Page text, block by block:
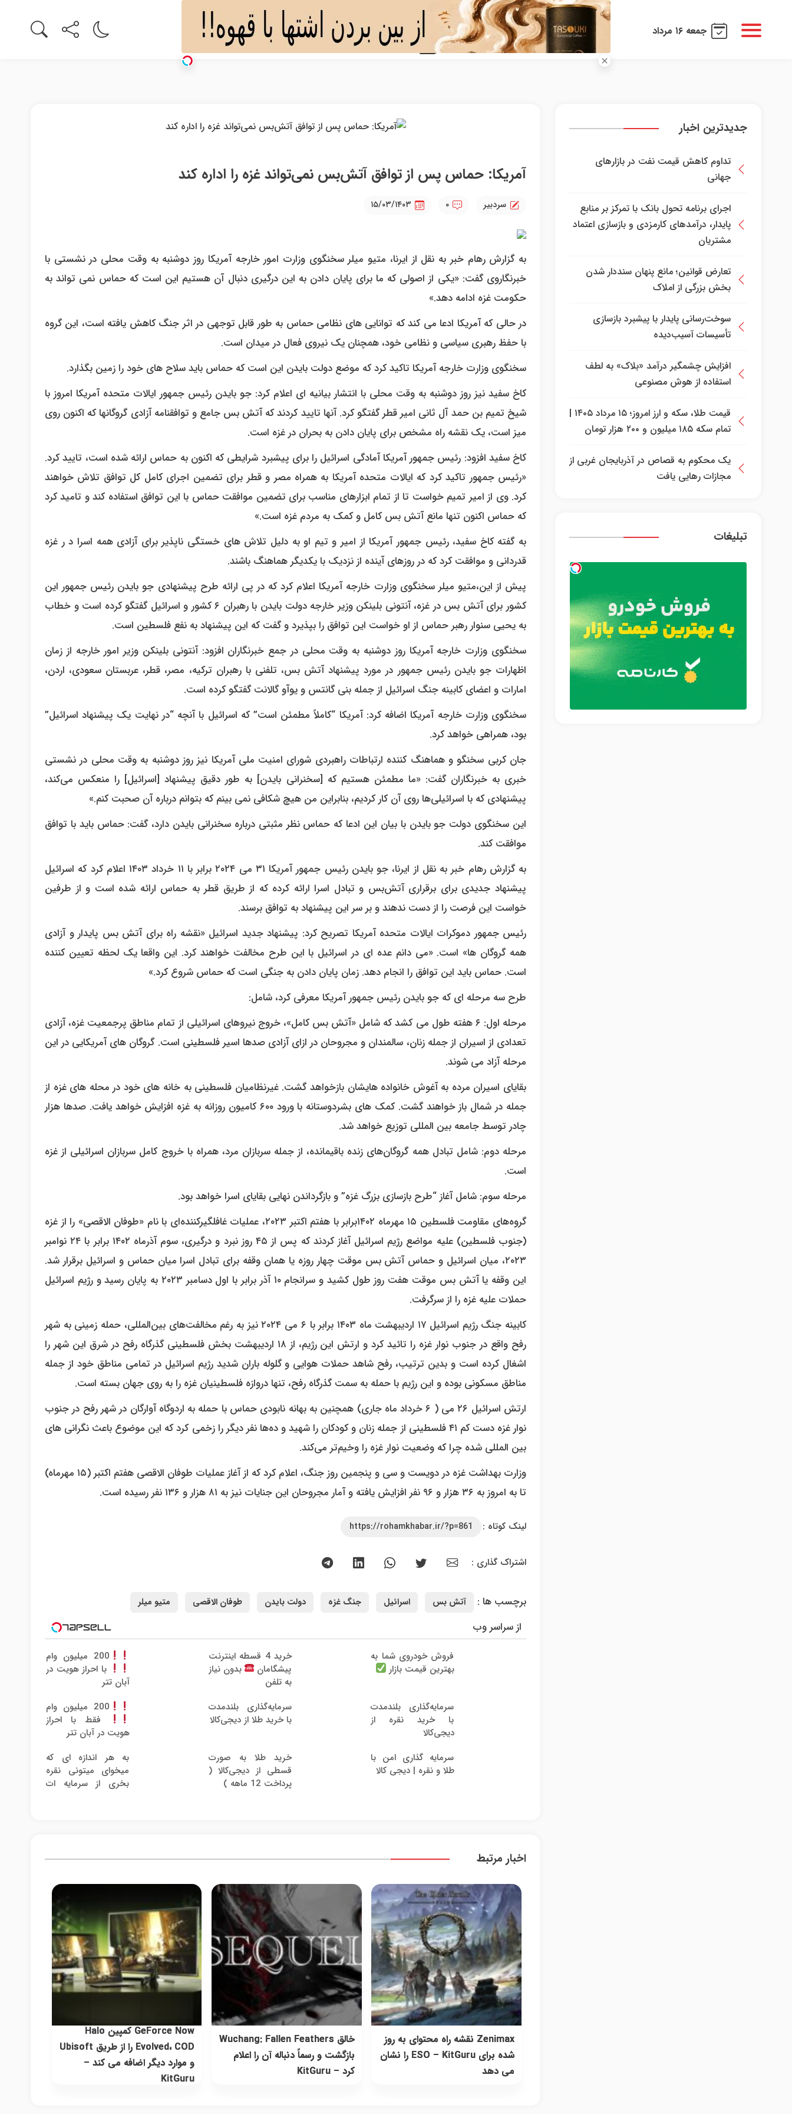
جمعه ۱۶ مرداد
جدیدترین اخبار
تداوم کاهش قیمت نفت در بازارهای
جهانی
اجرای برنامه تحول بانک با تمرکز بر منابع
پایدار، درآمدهای کارمزدی و بازسازی اعتماد
مشتریان
تعارض قوانین؛ مانع پنهان سنددار شدن
بخش بزرگی از املاک
سوخت‌رسانی پایدار با پیشبرد بازسازی
تأسیسات آسیب‌دیده
افزایش چشمگیر درآمد «بلاک» به لطف
استفاده از هوش مصنوعی
قیمت طلا، سکه و ارز امروز؛ ۱۵ مرداد ۱۴۰۵ |
تمام سکه ۱۸۵ میلیون و ۲۰۰ هزار تومان
یک محکوم به قصاص در آذربایجان‌ غربی از
مجازات رهایی یافت
تبلیغات
آمریکا: حماس پس از توافق آتش‌بس نمی‌تواند غزه را اداره کند
سردبیر ۰ ۱۵/۰۳/۱۴۰۳
به گزارش رهام خبر به نقل از ایرنا، متیو میلر سخنگوی وزارت امور خارجه آمریکا روز دوشنبه به وقت محلی در نشستی با
خبرنگاروی گفت: «یکی از اصولی که ما برای پایان دادن به این درگیری دنبال آن هستیم این است که حماس نمی تواند به
حکومت غزه ادامه دهد.»
در حالی که آمریکا ادعا می کند که توانایی های نظامی حماس به طور قابل توجهی در اثر جنگ کاهش یافته است، این گروه
با حفظ رهبری سیاسی و نظامی خود، همچنان یک نیروی فعال در میدان است.
سخنگوی وزارت خارجه آمریکا تاکید کرد که موضع دولت بایدن این است که حماس باید سلاح های خود را زمین بگذارد.
کاخ سفید نیز روز دوشنبه به وقت محلی با انتشار بیانیه ای اعلام کرد: جو بایدن رئیس جمهور ایالات متحده آمریکا امروز با
شیخ تمیم بن حمد آل ثانی امیر قطر گفتگو کرد. آنها تایید کردند که آتش بس جامع و توافقنامه آزادی گروگانها که اکنون روی
میز است، یک نقشه راه مشخص برای پایان دادن به بحران در غزه است.
کاخ سفید افزود: رئیس جمهور آمریکا آمادگی اسرائیل را برای پیشبرد شرایطی که اکنون به حماس ارائه شده است، تایید کرد.
«رئیس جمهور تاکید کرد که ایالات متحده آمریکا به همراه مصر و قطر برای تضمین اجرای کامل کل توافق تلاش خواهند
کرد. وی از امیر تمیم خواست تا از تمام ابزارهای مناسب برای تضمین موافقت حماس با این توافق استفاده کند و تامید کرد
که حماس اکنون تنها مانع آتش بس کامل و کمک به مردم غزه است.»
به گفته کاخ سفید، رئیس جمهور آمریکا از امیر و تیم او به دلیل تلاش های خستگی ناپذیر برای آزادی همه اسرا د ر غزه
قدردانی و موافقت کرد که در روزهای آینده از نزدیک با یکدیگر هماهنگ باشند.
پیش از این،متیو میلر سخنگوی وزارت خارجه آمریکا اعلام کرد که در پی ارائه طرح پیشنهادی جو بایدن رئیس جمهور این
کشور برای آتش بس در غزه، آنتونی بلینکن وزیر خارجه دولت بایدن با رهبران ۶ کشور و اسرائیل گفتگو کرده است و خطاب
به یحیی سنوار رهبر حماس از او خواست این توافق را بپذیرد و گفت که این پیشنهاد به نفع فلسطین است.
سخنگوی وزارت خارجه آمریکا روز دوشنبه به وقت محلی در جمع خبرنگاران افزود: آنتونی بلینکن وزیر امور خارجه از زمان
اظهارات جو بایدن رئیس جمهور در مورد پیشنهاد آتش بس، تلفنی با رهبران ترکیه، مصر، قطر، عربستان سعودی، اردن،
امارات و اعضای کابینه جنگ اسرائیل از جمله بنی گانتس و یوآو گالانت گفتگو کرده است.
سخنگوی وزارت خارجه آمریکا اضافه کرد: آمریکا “کاملاً مطمئن است” که اسرائیل با آنچه “در نهایت یک پیشنهاد اسرائیل”
بود، همراهی خواهد کرد.
جان کربی سخنگو و هماهنگ کننده ارتباطات راهبردی شورای امنیت ملی آمریکا نیز روز دوشنبه به وقت محلی در نشستی
خبری به خبرنگاران گفت: «ما مطمئن هستیم که [سخنرانی بایدن] به طور دقیق پیشنهاد [اسرائیل] را منعکس می‌کند،
پیشنهادی که با اسرائیلی‌ها روی آن کار کردیم، بنابراین من هیچ شکافی نمی بینم که بتوانم درباره آن صحبت کنم.»
این سخنگوی دولت جو بایدن با بیان این ادعا که حماس نظر مثبتی درباره سخنرانی بایدن دارد، گفت: حماس باید با توافق
موافقت کند.
به گزارش رهام خبر به نقل از ایرنا، جو بایدن رئیس جمهور آمریکا ۳۱ می ۲۰۲۴ برابر با ۱۱ خرداد ۱۴۰۳ اعلام کرد که اسرائیل
پیشنهاد جدیدی برای برقراری آتش‌بس و تبادل اسرا ارائه کرده که از طریق قطر به حماس ارائه شده است و از طرفین
خواست این فرصت را از دست ندهند و بر سر این پیشنهاد به توافق برسند.
رئیس جمهور دموکرات ایالات متحده آمریکا تصریح کرد: پیشنهاد جدید اسرائیل «نقشه راه برای آتش بس پایدار و آزادی
همه گروگان ها» است. «می دانم عده ای در اسرائیل با این طرح مخالفت خواهند کرد. این واقعا یک لحظه تعیین کننده
است. حماس باید این توافق را انجام دهد. زمان پایان دادن به جنگی است که حماس شروع کرد.»
طرح سه مرحله ای که جو بایدن رئیس جمهور آمریکا معرفی کرد، شامل:
مرحله اول: ۶ هفته طول می کشد که شامل «آتش بس کامل»، خروج نیروهای اسرائیلی از تمام مناطق پرجمعیت غزه، آزادی
تعدادی از اسیران از جمله زنان، سالمندان و مجروحان در ازای آزادی صدها اسیر فلسطینی است. گروگان های آمریکایی در این
مرحله آزاد می شوند.
بقایای اسیران مرده به آغوش خانواده هایشان بازخواهد گشت. غیرنظامیان فلسطینی به خانه های خود در محله های غزه از
جمله در شمال باز خواهند گشت. کمک های بشردوستانه با ورود ۶۰۰ کامیون روزانه به غزه افزایش خواهد یافت. صدها هزار
چادر توسط جامعه بین المللی توزیع خواهد شد.
مرحله دوم: شامل تبادل همه گروگان‌های زنده باقیمانده، از جمله سربازان مرد، همراه با خروج کامل سربازان اسرائیلی از غزه
است.
مرحله سوم: شامل آغاز “طرح بازسازی بزرگ غزه” و بازگرداندن نهایی بقایای اسرا خواهد بود.
گروه‌های مقاومت فلسطین ۱۵ مهرماه ۱۴۰۲برابر با هفتم اکتبر ۲۰۲۳، عملیات غافلگیرکننده‌ای با نام «طوفان الاقصی» را از غزه
(جنوب فلسطین) علیه مواضع رژیم اسرائیل آغاز کردند که پس از ۴۵ روز نبرد و درگیری، سوم آذرماه ۱۴۰۲ برابر با ۲۴ نوامبر
۲۰۲۳، میان اسرائیل و حماس آتش بس موقت چهار روزه یا همان وقفه برای تبادل اسرا میان حماس و اسرائیل برقرار شد.
این وقفه یا آتش بس موقت هفت روز طول کشید و سرانجام ۱۰ آذر برابر با اول دسامبر ۲۰۲۳ به پایان رسید و رژیم اسرائیل
حملات علیه غزه را از سرگرفت.
کابینه جنگ رژیم اسرائیل ۱۷ اردیبهشت ماه ۱۴۰۳ برابر با ۶ می ۲۰۲۴ نیز به رغم مخالفت‌های بین‌المللی، حمله زمینی به شهر
رفح واقع در جنوب نوار غزه را تائید کرد و ارتش این رژیم، از ۱۸ اردیبهشت بخش فلسطینی گذرگاه رفح در شرق این شهر را
اشغال کرده‌ است و بدین ترتیب، رفح شاهد حملات هوایی و گلوله باران شدید رژیم اسرائیل در تمامی مناطق خود از جمله
مناطق مسکونی بوده و این رژیم با حمله به سمت گذرگاه رفح، تنها دروازه فلسطینیان غزه را به روی جهان بسته است.
ارتش اسرائیل ۲۶ می ( ۶ خرداد ماه جاری) همچنین به بهانه نابودی حماس با حمله به اردوگاه آوارگان در شهر رفح در جنوب
نوار غزه دست کم ۴۱ فلسطینی از جمله زنان و کودکان را شهید و ده‌ها نفر دیگر را زخمی کرد که این موضوع باعث نگرانی های
بین المللی شده چرا که وضعیت نوار غزه را وخیم‌تر می‌کند.
وزارت بهداشت غزه در دویست و سی‌ و پنجمین روز جنگ، اعلام کرد که از آغاز عملیات طوفان الاقصی هفتم اکتبر (۱۵ مهرماه)
تا به امروز به ۳۶ هزار و ۹۶ نفر افزایش یافته و آمار مجروحان این جنایات نیز به ۸۱ هزار و ۱۳۶ نفر رسیده است.
لینک کوتاه : https://rohamkhabar.ir/?p=861
اشتراک گذاری :
برچسب ها : آتش بس اسرائیل جنگ غزه دولت بایدن طوفان الاقصی متیو میلر
از سراسر وب
فروش خودروی شما به
بهترین قیمت بازار
خرید 4 قسطه اینترنت
پیشگامان
بدون نیاز
به تلفن
200 میلیون وام
با احراز هویت در
آبان تتر
سرمایه‌گذاری بلندمدت
با خرید نقره از
دیجی‌کالا
سرمایه‌گذاری بلندمدت
با خرید طلا از دیجی‌کالا
200 میلیون وام
فقط با احراز
هویت در آبان تتر
سرمایه گذاری امن با
طلا و نقره | دیجی کالا
خرید طلا به صورت
قسطی از دیجی‌کالا (
پرداخت 12 ماهه )
به هر اندازه ای که
میخوای میتونی نقره
بخری از سرمایه ات
اخبار مرتبط
Zenimax نقشه راه محتوای به روز
شده برای ESO – KitGuru را نشان
می دهد
خالق Wuchang: Fallen Feathers
بازگشت و رسماً دنباله آن را اعلام
کرد – KitGuru
GeForce Now کمپین Halo
Evolved، COD را از طریق Ubisoft
و موارد دیگر اضافه می کند –
KitGuru